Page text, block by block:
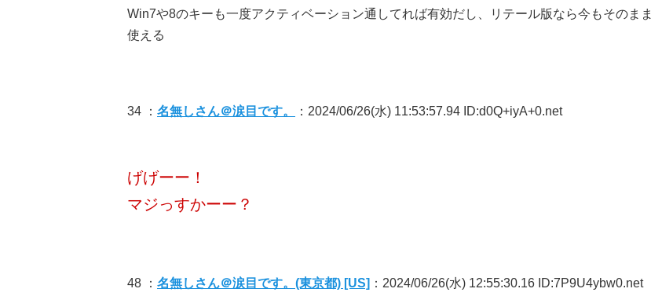
Win7や8のキーも一度アクティベーション通してれば有効だし、リテール版なら今もそのまま
使える
34 ： 名無しさん＠涙目です。 ：2024/06/26(水) 11:53:57.94 ID:d0Q+iyA+0.net
げげーー！
マジっすかーー？
48 ： 名無しさん＠涙目です。(東京都) [US] ：2024/06/26(水) 12:55:30.16 ID:7P9U4ybw0.net